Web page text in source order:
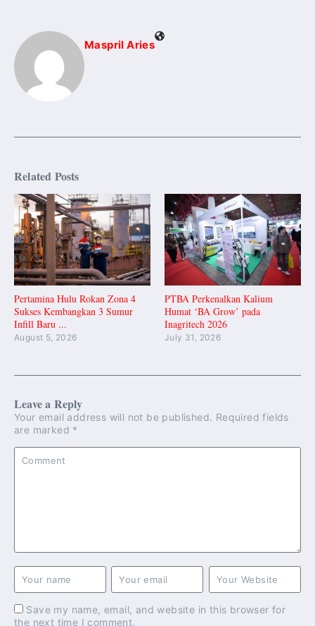
Maspril Aries
Related Posts
Pertamina Hulu Rokan Zona 4
Sukses Kembangkan 3 Sumur
Infill Baru ...
August 5, 2026
PTBA Perkenalkan Kalium
Humat ‘BA Grow’ pada
Inagritech 2026
July 31, 2026
Leave a Reply
Your email address will not be published. Required fields
are marked *
Save my name, email, and website in this browser for
the next time I comment.